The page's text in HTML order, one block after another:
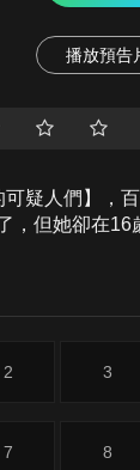
播放預告
疑人們】，
，但她卻在16
還被他們要求
2 3
7 8